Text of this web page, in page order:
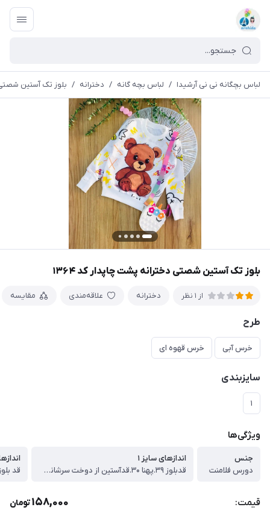
لباس بچگانه نی نی آرشیدا / لباس بچه گانه / دخترانه / بلوز تک آستین شصتی
بلوز تک آستین شصتی دخترانه پشت چاپدار کد ۱۳۶۴
از 1 نظر دخترانه علاقه‌مندی مقایسه
طرح
خرس آبی خرس قهوه ای
سایزبندی
۱
ویژگی‌ها
جنس
دورس فلامنت
اندازهای سایز ۱
قدبلوز ۳۹.پهنا ۳۰.قدآستین از دوخت سرشانه۳۷ سانت
قیمت: 158,000تومان